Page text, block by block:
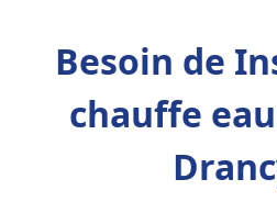
Besoin de
chauffe